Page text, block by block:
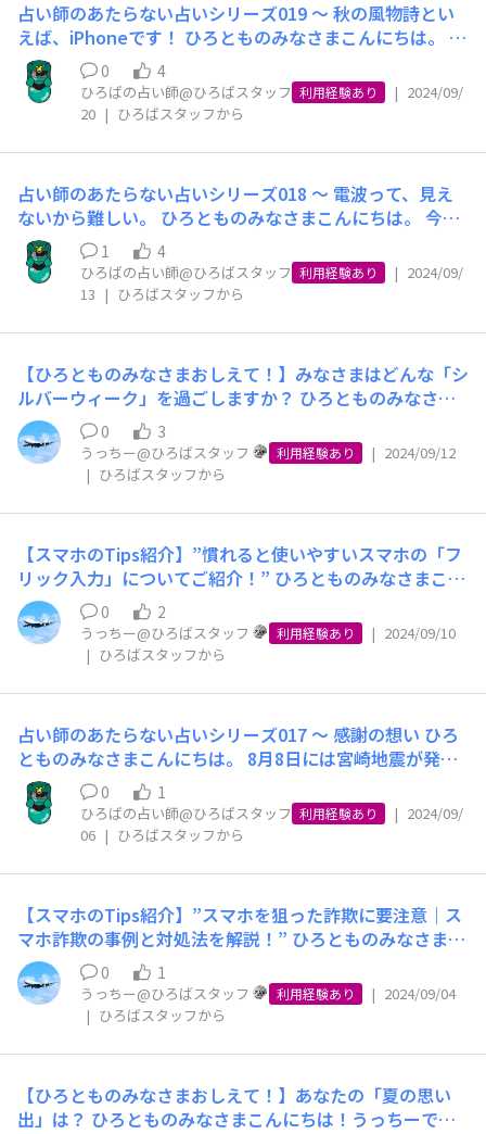
るみなさまに感謝しつつ、年始のご挨拶に代えさせていた
だきます。 そして、そんなみなさまに、集っていただけ
る、ほっとしていただける、ひろばにしていけるよう、本
年も全力で取組んで参ります。 本年も何卒、よろしくお
願い申し上げます。 令和7年 初春
めの具体的な方法についてはこちらをチェック↓↓↓
【スマホは小学生でも使用している？小学生にスマホを持
たせるときどうすべきか解説します】 https://aeonmobi
le.jp/column/smartphone-elementary-school-studen
ば、コメント欄で教えてくださいね！ スマホのTipsを活
用して、お子様がより安全に楽しくスマホを利用できる環
境を作りましょう！
行ってみようかなと計画を立てています！ また、実際に
イベントを楽しんだ日の写真も、コメント欄や「スマホで
写真」でひろともに共有していただけると嬉しいです！
みなさまからのコメント、楽しみにしております！
涼しい季節なので、果物狩りにでも出かけようかなと考え
ています🍐 イベントやアクティビティ以外に、秋だから
こそ見られる景色もありますよね！ 秋は紅葉が美しい季
節ですが、秋の空もまた格別です。 空の青と雲の白、夕
焼けのオレンジが織りなす景色は、見る人の心を癒してく
した素敵な写真を投稿していただき、秋の美しさを共有し
ましょう！ 撮影した写真は「# ひろともの秋」というハ
ッシュタグをつけて、「スマホで写真」に投稿してみてく
ださいね！ ↓スマホで写真はこちらから https://hiroba.
aeonmobile.jp/menus/grqilcke1rdb6wvn/announcem
ッシュタグの設定に文字を打ち込んでいただく際は、「ひ
はエンターキーを押してみてください。 そして今回は、
秋の空や景色をスマホで美しく撮影するコツもご紹介しま
す！ ポイントは「光の角度と色のバランス」です。 特
に、早朝や夕方の「ゴールデンアワー」は自然光が柔らか
く、風景写真に最適な時間です！ ゴールデンアワーはと
の様子が次々と変化するため、さまざまなタイミングで撮
影してみてくださいね！ 今回もたくさんの写真が集まれ
ば、ひろばで紹介させていただきます！ ぜひ「スマホで
写真」にハッシュタグ「#ひろともの秋」をつけて投稿
し、イオンモバイルひろばを盛り上げていきましょう！
みなさまからの投稿をお待ちしております！
占い師のあたらない占いシリーズ019 ～ 秋の風物詩とい
えば、iPhoneです！ ひろとものみなさまこんにちは。 実
りの秋、食欲の秋、読書の秋、スポーツの秋。 秋と言え
ば、いろいろときめく？季節ですが、モバイル市場に秋を
告げる風物詩と言えば、なんといっても新型iPhoneの発
にて、iPhone16シリーズの動作確認結果をお届けいたし
ました。iPhone16シリーズでも、イオンモバイルのSIM
カードはもちろんご利用いただけます。 以前のような熱
狂的なブームはなくなったとはいえ、国内では半数のシェ
アを誇るiPhoneの最新モデルの発売は、やはりモバイル
市場にとっては春の新生活・新入学需要とともに重要な時
節です。 とくに、この時期はiPhoneが話題にあがりやす
で、イオンモバイルでも最新モデルの動作確認結果をいち
早く配信できるよう、「臨戦態勢」を整えております。
そんな動作確認に使用する最新のiPhoneですが、どうや
って確保しているのでしょうか？ みなさまからすれば、
「通信事業者には事前に検証機が供給されているのだろ
う」と思われているかもしれませんし、「イオンモバイル
は大手通信会社の代理店でもあるのでいくらでも確保でき
ん。 しかし残念ながら、私たちは通信事業者としてはiPh
oneを取扱っていないため、とくに検証機というかたちで
供給されるわけではありません。 また、全国のイオンモ
バイルショップにあるiPhoneは、（各通信会社との契約
により異なりますので詳細は割愛しますが）お客さまに販
あたりまえですが、「新型iPhoneをはじめて展示をする
ときに、ちょっとイオンモバイルのSIMカードを・・・」
というワケにはいかないのです。 そのため私たちも、一
般のお客さまとおなじように、スタッフが新型iPhoneを
発売日に購入して、イオンモバイルの検証機として利用し
ています。 といっても、銀座のアップルストアにちょっ
とお買い物・・・というわけではありません。 日本国内
プルストアのほかに「アップルプレミアムリセラー」とい
う正規販売代理店があります。 実は、このうちの４店
舗、「レイクタウン」（埼玉県）、「橿原」（奈良県）、
「広島府中」（広島県）、「ライカム」（沖縄県）は、私
たちイオンモバイルが営業しているお店なのです。 アッ
じみの洗練された高級感のある白いイメージですので、と
てもイオンのお店には見えません。 しかし、たしかにイ
0 4
ひろばの占い師@ひろばスタッフ 利用経験あり | 2024/09/
20 | ひろばスタッフから
占い師のあたらない占いシリーズ018 ～ 電波って、見え
ないから難しい。 ひろとものみなさまこんにちは。 今日
は、ふだん私やスタッフが、お客さまと会話するにあたっ
て、とくにどのようにお伝えするべきなのかと悩んでしま
う「電波」について少し触れたいと思います。 私たちに
とっては当たり前でも、お客さまにとってはそうではな
い、というモノやコトはたくさんあるのですが、そのなか
でも「電波」は、もっとも悩ましい部類に入ります。 と
いうのも、お客さまにとって、通話や通信が「つながるの
か」や、「どの程度つかえるのか」ということは、格安ス
マホをつかっていただくうえで、どなたもが気にされるこ
とだからです。 あるいは、通信事業者として、通話や通
信が「つながらない」というお申出をいただいたときに
だいたお客さまにとって「つながらない」ということに変
わりはありませんので、あらゆる手段をつかって状況を確
認して解消する努力をしなければいけません。 もちろ
ん、イオンモバイルは全国のイオンにお店がありますの
で、実際に来店いただいてスマホやSIMカードをつかって
いただいたり、こまったときはスタッフに直接スマホを見
せながら確認いただいたりするのが、もっとも手っ取り早
ける状況ではありませんので、やはり公式ホームページの
お問合せや、ひろば、お電話などでのやりとりも多く発生
します。 そしてそれは、意外に思われるかもしれません
が、デジタルネイティブの若い世代のお客さまでもおなじ
ように発生する課題なのです。 これだけネットにつなが
いは（生活するうえで知る必要がないのですから当然）ご
存じない、ということはふつうに考えておく必要がありま
す。 とくに通信が「つながる」「つながらない」という
ときには、お客さまが「通話」の話をされているのか、
「通信」の話をされているのか、をまず把握することが極
めて重要です。 さらに「通信」の場合、それは「モバイ
ル通信」なのか「Wi-Fi」なのか。 「モバイル通信」であ
なのか。 あるいは「Wi-Fi」であれば、ご自宅なのか、お
出かけ先のお話なのか。 お客さまにとっては「つながら
1 4
ひろばの占い師@ひろばスタッフ 利用経験あり | 2024/09/
13 | ひろばスタッフから
【ひろとものみなさまおしえて！】みなさまはどんな「シ
ルバーウィーク」を過ごしますか？ ひろとものみなさま
こんにちは！うっちーです！ 明後日からいよいよシルバ
ーウィークが始まりますね！ 今年は、9月14日〜9月16
日、9月21日〜9月23日と3連休が2回もあるため、お休み
を取ってお出かけする方もいらっしゃるのではないでしょ
うか？ せっかくのお休みを充実させるために、計画を立
ててみるのも良いかもしれません☺️ そこで、今回のひろ
ともの声募集では、みなさまの「シルバーウィークの予
定」をコメント欄で募集します！ サウナにハマっている
うっちーは、有名なサウナのお店に行く予定ですよ♪ ま
た、特に9月後半になると秋を感じられる季節になってく
るため、 ・紅葉を見に行く ・美術館で芸術の秋を感じる
ーウィークのエピソードもあれば、ぜひコメント欄で教え
てくださいね！ みなさまからのコメント、楽しみにして
おります！
0 3
うっちー@ひろばスタッフ 利用経験あり | 2024/09/12
| ひろばスタッフから
【スマホのTips紹介】”慣れると使いやすいスマホの「フ
リック入力」についてご紹介！” ひろとものみなさまこん
にちは！うっちーです。 みなさまは、スマホで文字を入
力する際に「フリック入力」を利用していますか？ フリ
ック入力は素早く簡単に文字を入力できる方法で、日本の
スマホユーザーに広く普及しています。 しかし、初めて
フリック入力を試す方には少し難しく感じることもあるか
もしれません💦 そこで、今回はフリック入力の基本から
応用テクニックなどを詳しく解説していきます！ また、
フリック入力をより快適にするための設定変更方法も紹介
していますので、ぜひ最後までご覧くださいね！ まず
は、フリック入力の基本と応用テクニックをご紹介！ フ
リック入力とは、1つのキーを上下左右に払うように入力
テクニックとしては、 ①文字入力を「フリック入力の
み」に設定する ②両手でフリック入力をし、入力速度を
上げる ③時計回りにキーボードの文字配列を覚える など
の方法があります。 次に、フリック入力をより快適にす
る設定変更方法をご紹介します！ それは、キーボードの
「片手用モード」を活用することです。 片手用モードと
は、キーボードを片側に寄せることで指が届きやすくなる
てキーボードを左右どちらかに寄せることができます。 A
ndroidでは、「あa」を長押しすると表示される片手用モ
0 2
うっちー@ひろばスタッフ 利用経験あり | 2024/09/10
| ひろばスタッフから
占い師のあたらない占いシリーズ017 ～ 感謝の想い ひろ
とものみなさまこんにちは。 8月8日には宮崎地震が発生
し、2019年の運用開始以来初となる「南海トラフ臨時情
報（巨大地震注意）」が発令されました。 その後大きな
変化もなく安堵しつつあったのも束の間、翌週後半にかけ
ては台風9号による大雨をはじめ、秋田・山形豪雨、そし
て台風10号による記録的な豪雨と、今年の夏の後半は災
害が連続する日々となりました。 1月1日に発生した能登
半島地震も記憶に新しく、正月休みやお盆休みのさなかの
災害に、あらためてご家族で災害について話し合われたか
たも多かったのではないでしょうか。 被害に遭われまし
たみなさまに、心よりお見舞い申し上げます。 通信サー
ビスを提供している私たちイオンモバイルも、こうした災
ていますので、お客さまへの通信に関する情報発信は、大
手通信会社の発表を受けて更新させていただいています。
0 1
ひろばの占い師@ひろばスタッフ 利用経験あり | 2024/09/
06 | ひろばスタッフから
【スマホのTips紹介】”スマホを狙った詐欺に要注意｜ス
マホ詐欺の事例と対処法を解説！” ひろとものみなさまこ
んにちは！うっちーです。 みなさまは、スマホを利用し
ている際に不審な連絡や怪しいリンクに遭遇したことはあ
りませんか？ わたくしうっちーは、SMS上で「お客様が
不在のためお荷物を持ち帰りました」といった文言とリン
クが載ったメッセージを受け取り、うっかり詐欺リンクを
クリックしそうになったことがあります💦 そんなスマホ
詐欺ですが、最近では詐欺の手法が巧妙化しているんで
0 1
うっちー@ひろばスタッフ 利用経験あり | 2024/09/04
| ひろばスタッフから
【ひろとものみなさまおしえて！】あなたの「夏の思い
出」は？ ひろとものみなさまこんにちは！うっちーで